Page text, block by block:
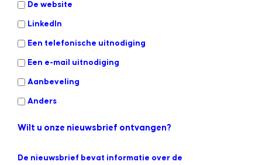
De website
LinkedIn
Een telefonische uitnodiging
Een e-mail uitnodiging
Aanbeveling
Anders
Wilt u onze nieuwsbrief ontvangen?
De nieuwsbrief bevat informatie over de